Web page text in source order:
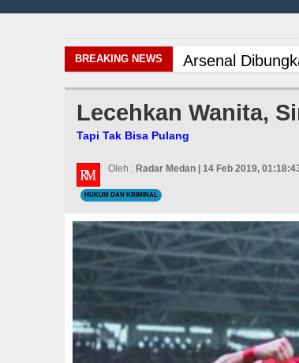
BREAKING NEWS Arsenal
Danrem 011
Sebut LSL
LGB Minus T
Rico Waas
Chelsea
Komisi D
Lecehkan Wanita,
Tapi Tak Bisa Pulang
Oleh : Radar Medan | 14 Feb 2019,
HUKUM DAN KRIMINAL